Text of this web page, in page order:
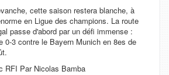
cette saison restera blanche, à
en Ligue des champions. La route
passe d'abord par un défi immense :
0-3 contre le Bayern Munich en 8es de
RFI Par Nicolas Bamba